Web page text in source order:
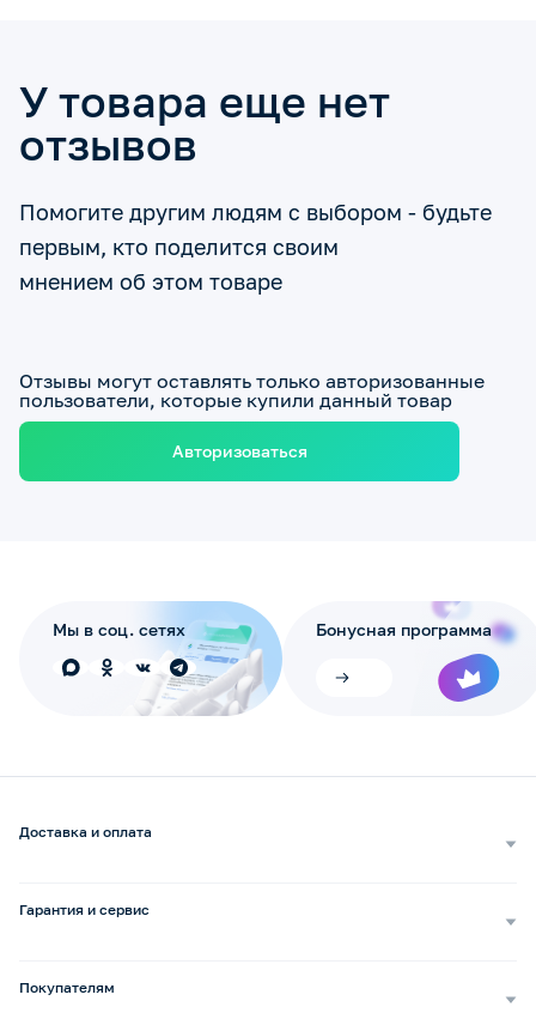
У товара еще нет
отзывов
Помогите другим людям с выбором - будьте
первым, кто поделится своим
мнением об этом товаре
Отзывы могут оставлять только авторизованные
пользователи, которые купили данный товар
Авторизоваться
Мы в соц. сетях Бонусная программа
Доставка и оплата
Гарантия и сервис
Покупателям